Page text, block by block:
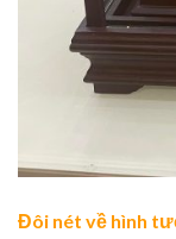
Đôi nét về hình